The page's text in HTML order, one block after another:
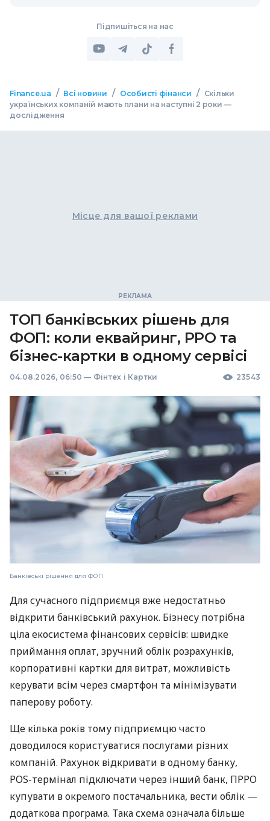
Підпишіться на нас
Finance.ua / Всі новини / Особисті фінанси /
Скільки
українських компаній мають плани на наступні 2 роки —
дослідження
Місце для вашої реклами
ТОП банківських рішень для
ФОП: коли еквайринг, РРО та
бізнес-картки в одному сервісі
04.08.2026, 06:50 — Фінтех і Картки 23543
Банківські рішення для ФОП
Для сучасного підприємця вже недостатньо
відкрити банківський рахунок. Бізнесу потрібна
ціла екосистема фінансових сервісів: швидке
приймання оплат, зручний облік розрахунків,
корпоративні картки для витрат, можливість
керувати всім через смартфон та мінімізувати
паперову роботу.
Ще кілька років тому підприємцю часто
доводилося користуватися послугами різних
компаній. Рахунок відкривати в одному банку,
POS-термінал підключати через інший банк, ПРРО
купувати в окремого постачальника, вести облік —
додаткова програма. Така схема означала більше